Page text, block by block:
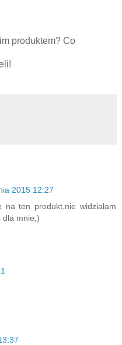
produktem? Co
2015 12:27
na ten produkt,nie widziałam
dla mnie;)